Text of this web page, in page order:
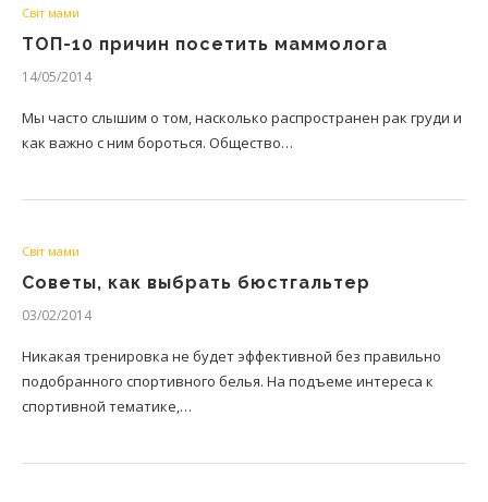
Світ мами
ТОП-10 причин посетить маммолога
14/05/2014
Мы часто слышим о том, насколько распространен рак груди и
как важно с ним бороться. Общество…
Світ мами
Советы, как выбрать бюстгальтер
03/02/2014
Никакая тренировка не будет эффективной без правильно
подобранного спортивного белья. На подъеме интереса к
спортивной тематике,…